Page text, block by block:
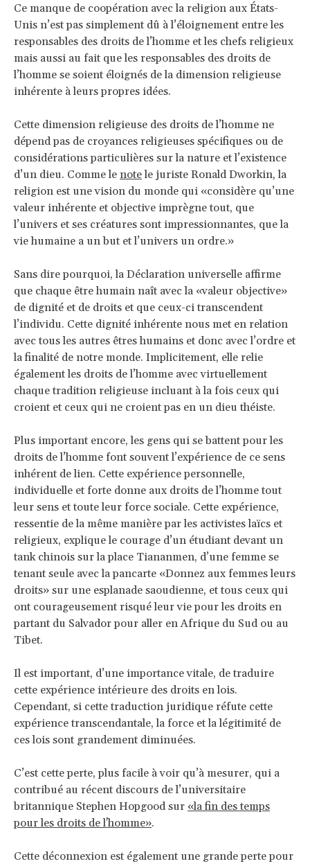
Ce manque de coopération avec la religion aux États-
Unis n’est pas simplement dû à l’éloignement entre les
responsables des droits de l’homme et les chefs religieux
mais aussi au fait que les responsables des droits de
l’homme se soient éloignés de la dimension religieuse
inhérente à leurs propres idées.
Cette dimension religieuse des droits de l’homme ne
dépend pas de croyances religieuses spécifiques ou de
considérations particulières sur la nature et l’existence
d’un dieu. Comme le notele juriste Ronald Dworkin, la
religion est une vision du monde qui «considère qu’une
valeur inhérente et objective imprègne tout, que
l’univers et ses créatures sont impressionnantes, que la
vie humaine a un but et l’univers un ordre.»
Sans dire pourquoi, la Déclaration universelle affirme
que chaque être humain naît avec la «valeur objective»
de dignité et de droits et que ceux-ci transcendent
l’individu. Cette dignité inhérente nous met en relation
avec tous les autres êtres humains et donc avec l’ordre et
la finalité de notre monde. Implicitement, elle relie
également les droits de l’homme avec virtuellement
chaque tradition religieuse incluant à la fois ceux qui
croient et ceux qui ne croient pas en un dieu théiste.
Plus important encore, les gens qui se battent pour les
droits de l’homme font souvent l’expérience de ce sens
inhérent de lien. Cette expérience personnelle,
individuelle et forte donne aux droits de l’homme tout
leur sens et toute leur force sociale. Cette expérience,
ressentie de la même manière par les activistes laïcs et
religieux, explique le courage d’un étudiant devant un
tank chinois sur la place Tiananmen, d’une femme se
tenant seule avec la pancarte «Donnez aux femmes leurs
droits» sur une esplanade saoudienne, et tous ceux qui
ont courageusement risqué leur vie pour les droits en
partant du Salvador pour aller en Afrique du Sud ou au
Tibet.
Il est important, d’une importance vitale, de traduire
cette expérience intérieure des droits en lois.
Cependant, si cette traduction juridique réfute cette
expérience transcendantale, la force et la légitimité de
ces lois sont grandement diminuées.
C’est cette perte, plus facile à voir qu’à mesurer, qui a
contribué au récent discours de l’universitaire
britannique Stephen Hopgood sur «la fin des temps
pour les droits de l'homme».
Cette déconnexion est également une grande perte pour